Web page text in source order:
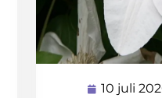
10 juli